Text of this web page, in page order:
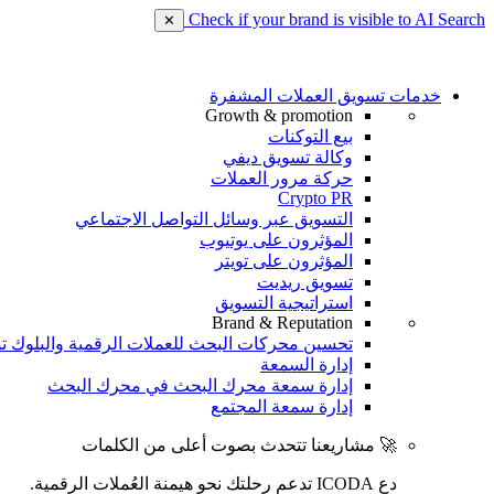
Check if your brand is visible to AI Search
✕
خدمات تسويق العملات المشفرة
Growth & promotion
بيع التوكنات
وكالة تسويق ديفي
حركة مرور العملات
Crypto PR
التسويق عبر وسائل التواصل الاجتماعي
المؤثرون على يوتيوب
المؤثرون على تويتر
تسويق ريديت
استراتيجية التسويق
Brand & Reputation
تحسين محركات البحث للعملات الرقمية والبلوك
إدارة السمعة
إدارة سمعة محرك البحث في محرك البحث
إدارة سمعة المجتمع
🚀 مشاريعنا تتحدث بصوت أعلى من الكلمات
دع ICODA تدعم رحلتك نحو هيمنة العُملات الرقمية.